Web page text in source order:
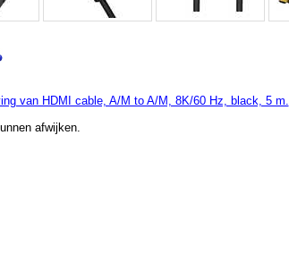
van HDMI cable, A/M to A/M, 8K/60 Hz, black, 5 m.
afwijken.